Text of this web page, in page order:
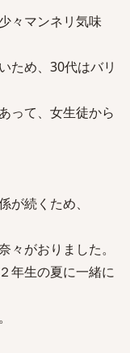
々マンネリ気味
ため、30代はバリ
って、女生徒から
が続くため、
々がおりました。
年生の夏に一緒に